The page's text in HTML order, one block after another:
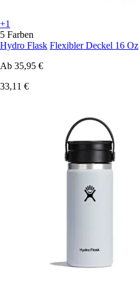
+1
5 Farben
Hydro Flask Flexibler Deckel 16 Oz
Ab 35,95 €
33,11 €